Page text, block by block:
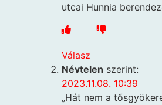
utcai Hunnia
Válasz
Névtelen szerint:
2023.11.08. 10:39
„Hát nem a